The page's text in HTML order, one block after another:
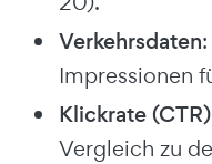
Verkehrsdaten
Impressionen
Klickrate (CTR)
Vergleich zu